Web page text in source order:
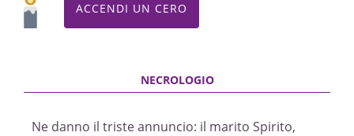
ACCENDI UN CERO
Ne danno il triste annuncio: il marito Spirito,